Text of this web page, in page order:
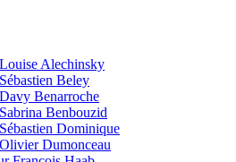
Alechinsky
Beley
Benarroche
Benbouzid
Dominique
Dumonceau